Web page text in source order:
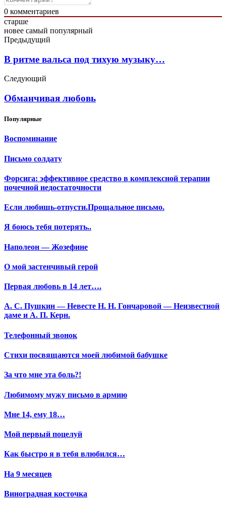
0 комментариев
старше
новее самый популярный
Предыдущий
В ритме вальса под тихую музыку…
Следующий
Обманчивая любовь
Популярные
Воспоминание
Письмо солдату
Форсига: эффективное средство в комплексной терапии
почечной недостаточности
Если любишь-отпусти.Прощальное письмо.
Я боюсь тебя потерять..
Наполеон — Жозефине
О мой застенчивый герой
Первая любовь в 14 лет….
А. С. Пушкин — Невесте Н. Н. Гончаровой — Неизвестной
даме и А. П. Керн.
Телефонный звонок
Стихи посвящаются моей любимой бабушке
За что мне эта боль?!
Любимому мужу письмо в армию
Мне 14, ему 18…
Мой первый поцелуй
Как быстро я в тебя влюбился…
На 9 месяцев
Виноградная косточка